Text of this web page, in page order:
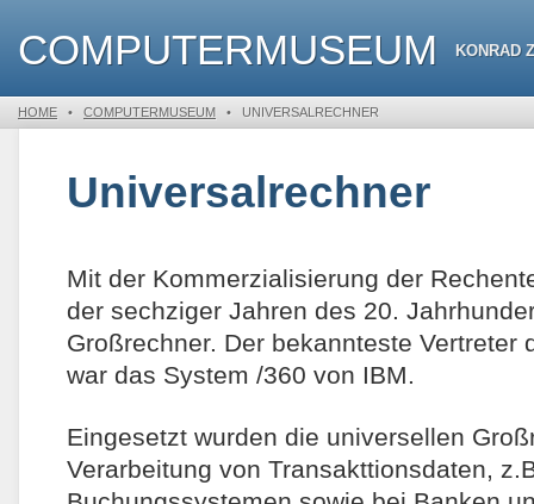
COMPUTERMUSEUM KONRAD
HOME • COMPUTERMUSEUM • UNIVERSALRECHNER
Universalrechner
Mit der Kommerzialisierung der
der sechziger Jahren des 20.
Großrechner. Der bekannteste Vertreter
war das System /360 von IBM.
Eingesetzt wurden die universellen
Verarbeitung von Transakttionsdaten,